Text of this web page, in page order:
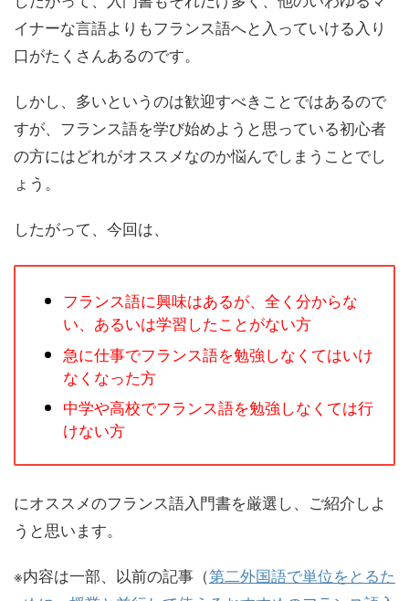
イナーな言語よりもフランス語へと入っていける入り
口がたくさんあるのです。
しかし、多いというのは歓迎すべきことではあるので
すが、フランス語を学び始めようと思っている初心者
の方にはどれがオススメなのか悩んでしまうことでし
ょう。
したがって、今回は、
フランス語に興味はあるが、全く分からな
い、あるいは学習したことがない方
急に仕事でフランス語を勉強しなくてはいけ
なくなった方
中学や高校でフランス語を勉強しなくては行
けない方
にオススメのフランス語入門書を厳選し、ご紹介しよ
うと思います。
※内容は一部、以前の記事（第二外国語で単位をとるた